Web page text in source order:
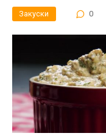
Закуски 0